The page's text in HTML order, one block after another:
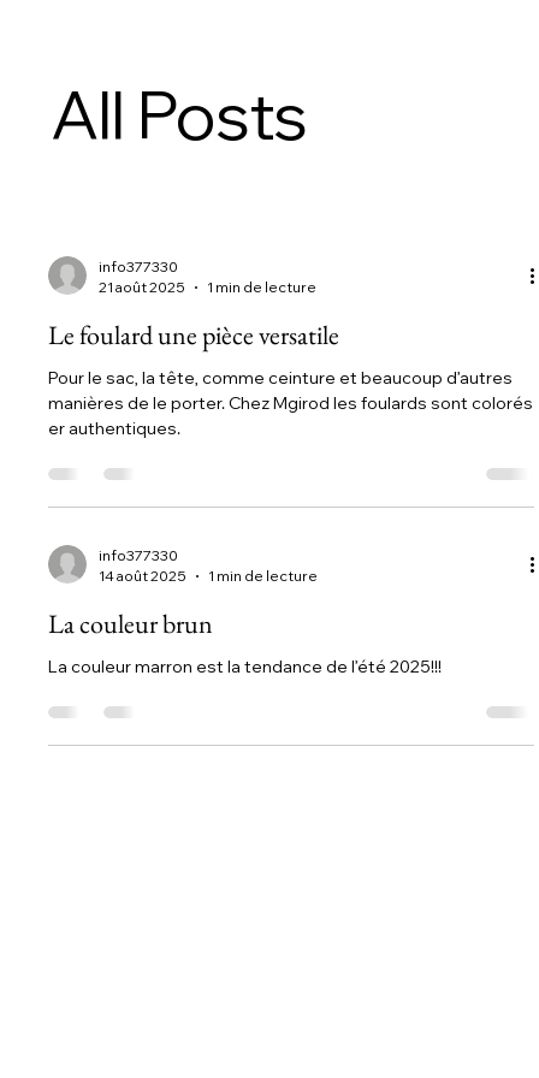
All Posts
info377330
21 août 2025
1 min de lecture
Le foulard une pièce versatile
Pour le sac, la tête, comme ceinture et beaucoup d’autres
manières de le porter. Chez Mgirod les foulards sont colorés
er authentiques.
info377330
14 août 2025
1 min de lecture
La couleur brun
La couleur marron est la tendance de l’été 2025!!!